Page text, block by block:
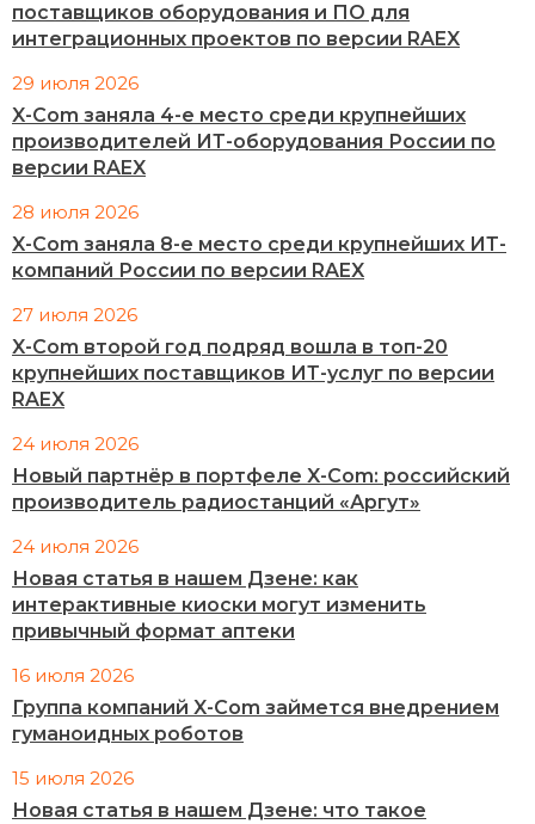
поставщиков оборудования и ПО для
интеграционных проектов по версии RAEX
29 июля 2026
X-Com заняла 4-е место среди крупнейших
производителей ИТ-оборудования России по
версии RAEX
28 июля 2026
X-Com заняла 8-е место среди крупнейших ИТ-
компаний России по версии RAEX
27 июля 2026
X-Com второй год подряд вошла в топ-20
крупнейших поставщиков ИТ-услуг по версии
RAEX
24 июля 2026
Новый партнёр в портфеле X-Com: российский
производитель радиостанций «Аргут»
24 июля 2026
Новая статья в нашем Дзене: как
интерактивные киоски могут изменить
привычный формат аптеки
16 июля 2026
Группа компаний X-Com займется внедрением
гуманоидных роботов
15 июля 2026
Новая статья в нашем Дзене: что такое